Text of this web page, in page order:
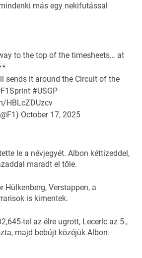
más egy nekifutással
to the top of the timesheets… at
sends it around the Circuit of the
#USGP
HBLcZDUzcv
October 17, 2025
le a névjegyét. Albon kéttizeddel,
maradt el tőle.
Hülkenberg, Verstappen, a
is kimentek.
tel az élre ugrott, Lecerlc az 5.,
majd bebújt közéjük Albon.